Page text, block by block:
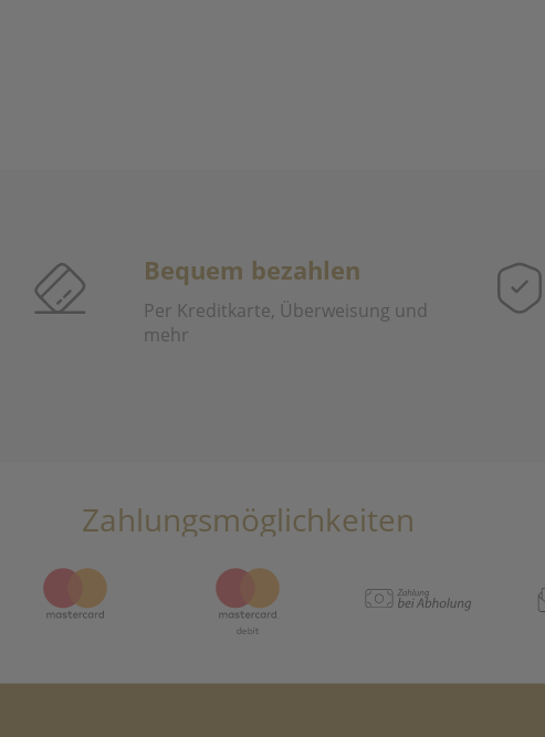
Bequem bezahlen
Per Kreditkarte, Überweisung und
mehr
Zahlungsmöglichkeiten